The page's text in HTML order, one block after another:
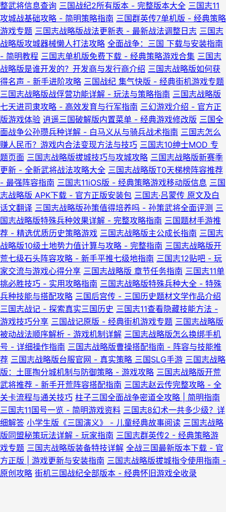
整武将信息查询 三国战纪2所有版本 - 完整版本大全 三国志11
攻城战基础攻略 - 简明策略指南 三国群英传7单机版 - 经典策略
游戏专题 三国志战略版战法更新表 - 最新战法调整日志 三国志
战略版攻城器械懒人打法攻略 全面战争：三国 下载与安装指南
- 简明教程 三国志单机版免费下载 - 经典策略游戏合集 三国志
战略版是谁开发的？开发商与发行商介绍 三国志战略版如何获
得名声 - 新手进阶攻略 三国战纪 集气快版 - 经典街机游戏专题
三国志战略版战俘营功能详解 - 玩法与策略指南 三国志战略版
七天进司隶攻略 - 高效发育与行军指南 三幻游戏介绍 - 官方正
版游戏体验 逍遥三国破解版内置菜单 - 经典游戏修改版 三国全
面战争公孙瓒兵种详解 - 白马义从与骑兵战术指南 三国志怎么
赚人民币？游戏内合法变现方法与技巧 三国志10绅士MOD 专
题页面 三国志战略版拔城技巧与攻城攻略 三国志战略版新赛季
更新 - 全新武将战法攻略大全 三国志战略版T0天梯榜阵容推荐
- 最强阵容指南 三国志11iOS版 - 经典策略游戏移动版信息 三国
志战略版 APK下载 - 官方正版安装包 三国志·吕蒙传 原文及白
话文翻译 三国志战略版孙策值得培养吗 - 孙策武将全面评测 三
国志战略版特殊兵种效果详解 - 完整攻略指南 三国题材手游推
荐 - 精选优质历史策略游戏 三国志战略版主公成长指南 三国志
战略版10级土地势力值计算与攻略 - 完整指南 三国志战略版开
荒七级石头阵容攻略 - 新手平推七级地指南 三国志12贴吧 - 玩
家交流与游戏心得分享 三国志战略版 章节任务指南 三国志11单
挑必胜技巧 - 实用攻略指南 三国志战略版特殊兵种大全 - 特殊
兵种技能与搭配攻略 三国后宫传 - 三国历史题材文学作品介绍
三国志战记 - 探索真实三国历史 三国志11查看隐藏技能方法 -
游戏技巧分享 三国战记原版 - 经典街机游戏专题 三国志战略版
被动战法顺序解析 - 游戏机制详解 三国志战略版怎么换绑手机
号 - 详细操作指南 三国志战略版曹操搭配指南 - 阵容与技能推
荐 三国志战略版台服官网 - 真实策略 三国SLG手游 三国志战略
版：土匪掏分城机制与防御策略 - 游戏攻略 三国志战略版开荒
武将推荐 - 新手开荒阵容搭配指南 三国志赵云传完整攻略 - 全
关卡流程与通关技巧 柱子三国全面战争密道全攻略 | 简明指南
三国志11国号一览 - 简明游戏资料 三国志8幻术一共多少级？详
细解答 小学生版《三国演义》 - 儿童经典故事阅读 三国志战略
版同盟秘策玩法详解 - 玩家指南 三国志群英传2 - 经典策略游
戏专题 三国志战略版装备特技详解 全战三国最新版本下载 - 官
方正版 | 游戏更新与安装指南 三国志战略版拔城指令使用指南 -
原创攻略 街机三国战纪全部版本 - 经典怀旧游戏全收录